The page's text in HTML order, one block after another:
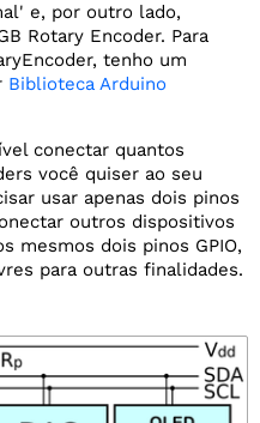
e, por outro lado,
Rotary Encoder. Para
tenho um
Biblioteca Arduino
conectar quantos
você quiser ao seu
usar apenas dois pinos
outros dispositivos
mesmos dois pinos GPIO,
para outras finalidades.